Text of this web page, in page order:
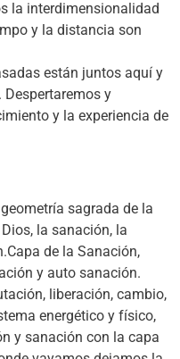
la interdimensionalidad
y la distancia son
están juntos aquí y
Despertaremos y
y la experiencia de
sagrada de la
la sanación, la
de la Sanación,
y auto sanación.
liberación, cambio,
energético y físico,
y sanación con la capa